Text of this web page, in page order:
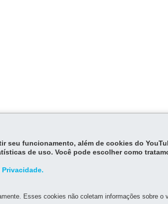
seu funcionamento, além de cookies do
de uso. Você pode escolher como
Esses cookies não coletam informações sobre o